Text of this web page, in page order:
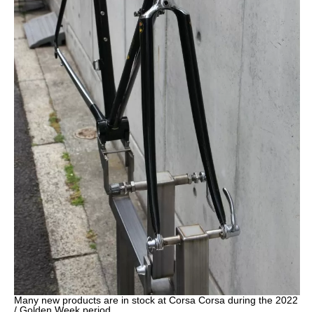
Many new products are in stock at Corsa Corsa during the 2022